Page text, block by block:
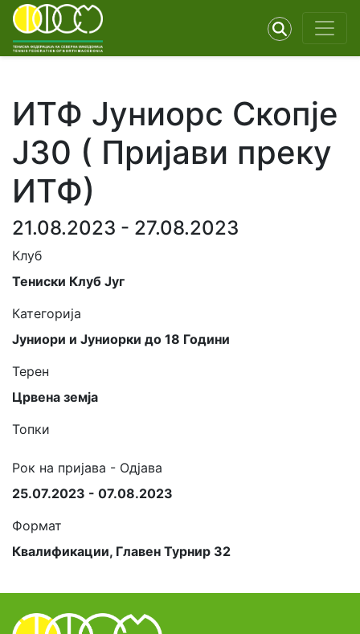
ИТФ Јуниорс Скопје
Ј30 ( Пријави преку
ИТФ)
21.08.2023 - 27.08.2023
Клуб
Тениски Клуб Југ
Категорија
Јуниори и Јуниорки до 18 Години
Терен
Црвена земја
Топки
Рок на пријава - Одјава
25.07.2023 - 07.08.2023
Формат
Квалификации, Главен Турнир 32